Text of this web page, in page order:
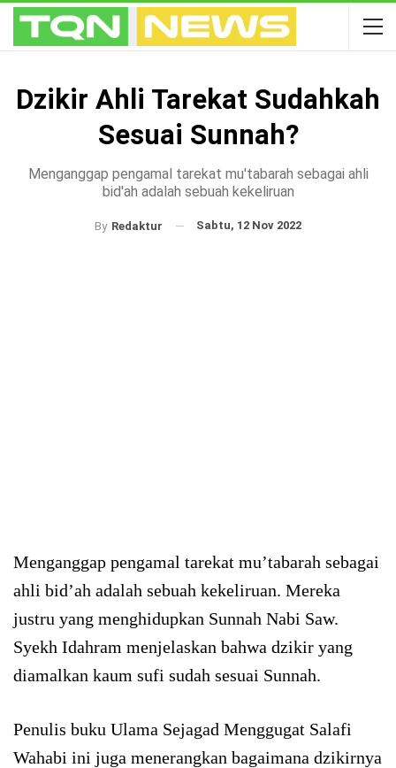
Dzikir Ahli Tarekat Sudahkah
Sesuai Sunnah?
Menganggap pengamal tarekat mu'tabarah sebagai ahli
bid'ah adalah sebuah kekeliruan
By Redaktur Sabtu, 12 Nov 2022
Menganggap pengamal tarekat mu’tabarah sebagai
ahli bid’ah adalah sebuah kekeliruan. Mereka
justru yang menghidupkan Sunnah Nabi Saw.
Syekh Idahram menjelaskan bahwa dzikir yang
diamalkan kaum sufi sudah sesuai Sunnah.
Penulis buku Ulama Sejagad Menggugat Salafi
Wahabi ini juga menerangkan bagaimana dzikirnya